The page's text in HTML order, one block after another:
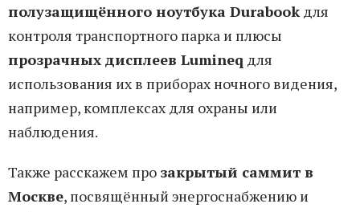
полузащищённого ноутбука Durabookдля
контроля транспортного парка и плюсы
прозрачных дисплеев Lumineq для
использования их в приборах ночного видения,
например, комплексах для охраны или
наблюдения.
Также расскажем про закрытый саммит в
Москве, посвящённый энергоснабжению и